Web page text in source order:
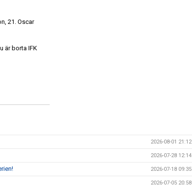
21. Oscar
är borta IFK
2026-08-01 21:12
2026-07-28 12:14
2026-07-18 09:35
2026-07-05 20:58